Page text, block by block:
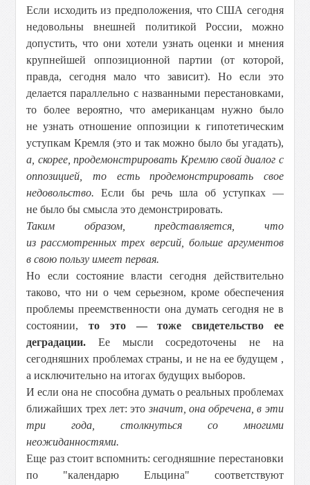
Если исходить из предположения, что США сегодня
недовольны внешней политикой России, можно
допустить, что они хотели узнать оценки и мнения
крупнейшей оппозиционной партии (от которой,
правда, сегодня мало что зависит). Но если это
делается параллельно с названными перестановками,
то более вероятно, что американцам нужно было
не узнать отношение оппозиции к гипотетическим
уступкам Кремля (это и так можно было бы угадать),
а, скорее, продемонстрировать Кремлю свой диалог с
оппозицией, то есть продемонстрировать свое
недовольство. Если бы речь шла об уступках —
не было бы смысла это демонстрировать.
Таким образом, представляется, что
из рассмотренных трех версий, больше аргументов
в свою пользу имеет первая.
Но если состояние власти сегодня действительно
таково, что ни о чем серьезном, кроме обеспечения
проблемы преемственности она думать сегодня не в
состоянии,то это — тоже свидетельство ее
деградации. Ее мысли сосредоточены не на
сегодняшних проблемах страны, и не на ее будущем ,
а исключительно на итогах будущих выборов.
И если она не способна думать о реальных проблемах
ближайших трех лет: это значит, она обречена, в эти
три года, столкнуться со многими
неожиданностями.
Еще раз стоит вспомнить: сегодняшние перестановки
по "календарю Ельцина" соответствуют